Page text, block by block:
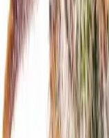
Kapseln